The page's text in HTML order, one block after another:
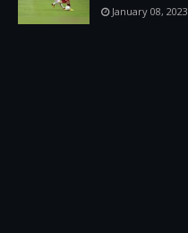
January 08, 2023